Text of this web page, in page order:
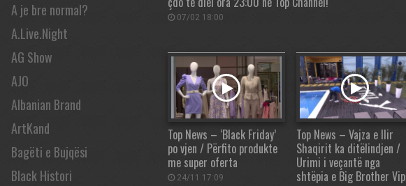
A je bre normal?
A.Live.Night
AG Show
AJO
Albanian Brand
ArtKand
Bagëti e Bujqësi
Black Histori
07/02 18:00
Top News – ‘Black Friday’
po vjen / Përfito produkte
me super oferta
24/11 17:09
Top News – Vajza e Ilir
Shaqirit ka ditëlindjen /
Urimi i veçantë nga
shtëpia e Big Brother Vip